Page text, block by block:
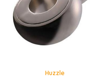
Huzzle